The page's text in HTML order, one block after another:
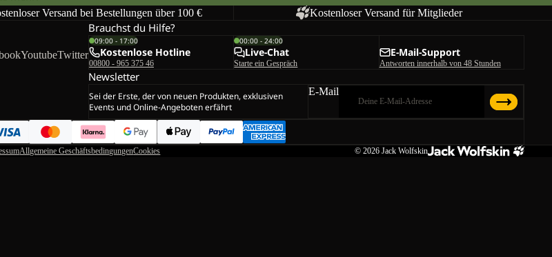
Versand bei Bestellungen über 100 € Kostenloser Versand für Mitglieder
YoutubeTwitter
Brauchst du Hilfe?
09:00 - 17:00
Kostenlose Hotline
00800 - 965 375 46
00:00 - 24:00
Live-Chat
Starte ein Gespräch
E-Mail-Support
Antworten innerhalb von 48 Stunden
Newsletter
Sei der Erste, der von neuen Produkten, exklusiven
Events und Online-Angeboten erfährt
E-Mail
Allgemeine GeschäftsbedingungenCookies © 2026 Jack Wolfskin